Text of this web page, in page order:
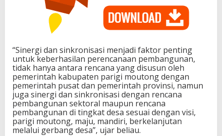
P
e
s
u
n
a
n
D
o
k
m
“Sinergi dan sinkronisasi menjadi faktor penting
untuk keberhasilan perencanaan pembangunan,
tidak hanya antara rencana yang disusun oleh
pemerintah kabupaten parigi moutong dengan
pemerintah pusat dan pemerintah provinsi, namun
juga sinergi dan sinkronisasi dengan rencana
pembangunan sektoral maupun rencana
pembangunan di tingkat desa sesuai dengan visi,
parigi moutong, maju, mandiri, berkelanjutan
melalui gerbang desa”, ujar beliau.